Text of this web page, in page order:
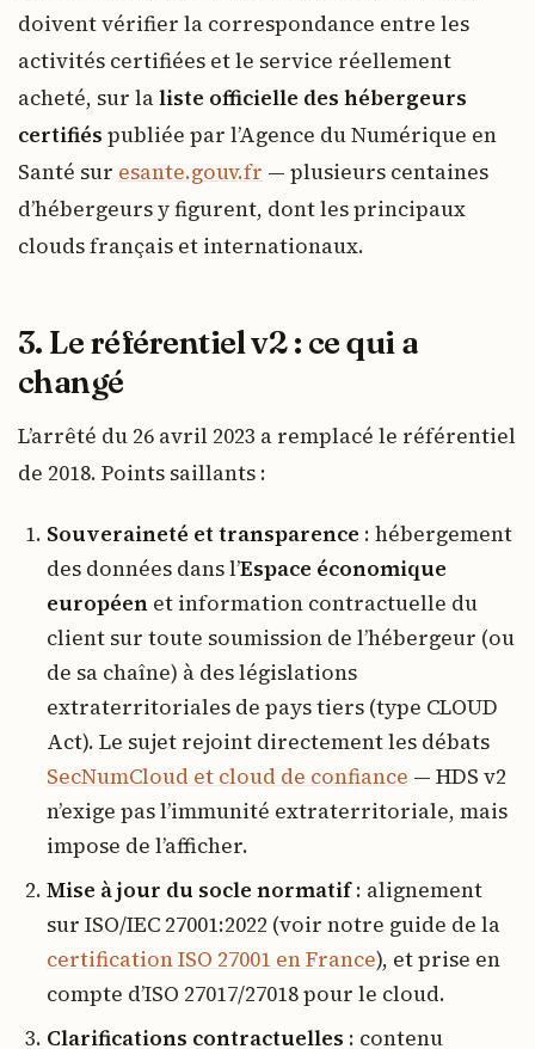
doivent vérifier la correspondance entre les
activités certifiées et le service réellement
acheté, sur laliste officielle des hébergeurs
certifiés publiée par l’Agence du Numérique en
Santé sur esante.gouv.fr — plusieurs centaines
d’hébergeurs y figurent, dont les principaux
clouds français et internationaux.
3. Le référentiel v2 : ce qui a
changé
L’arrêté du 26 avril 2023 a remplacé le référentiel
de 2018. Points saillants :
Souveraineté et transparence : hébergement
des données dans l’Espace économique
européen et information contractuelle du
client sur toute soumission de l’hébergeur (ou
de sa chaîne) à des législations
extraterritoriales de pays tiers (type CLOUD
Act). Le sujet rejoint directement les débats
SecNumCloud et cloud de confiance — HDS v2
n’exige pas l’immunité extraterritoriale, mais
impose de l’afficher.
Mise à jour du socle normatif: alignement
sur ISO/IEC 27001:2022 (voir notre guide de la
certification ISO 27001 en France), et prise en
compte d’ISO 27017/27018 pour le cloud.
Clarifications contractuelles : contenu